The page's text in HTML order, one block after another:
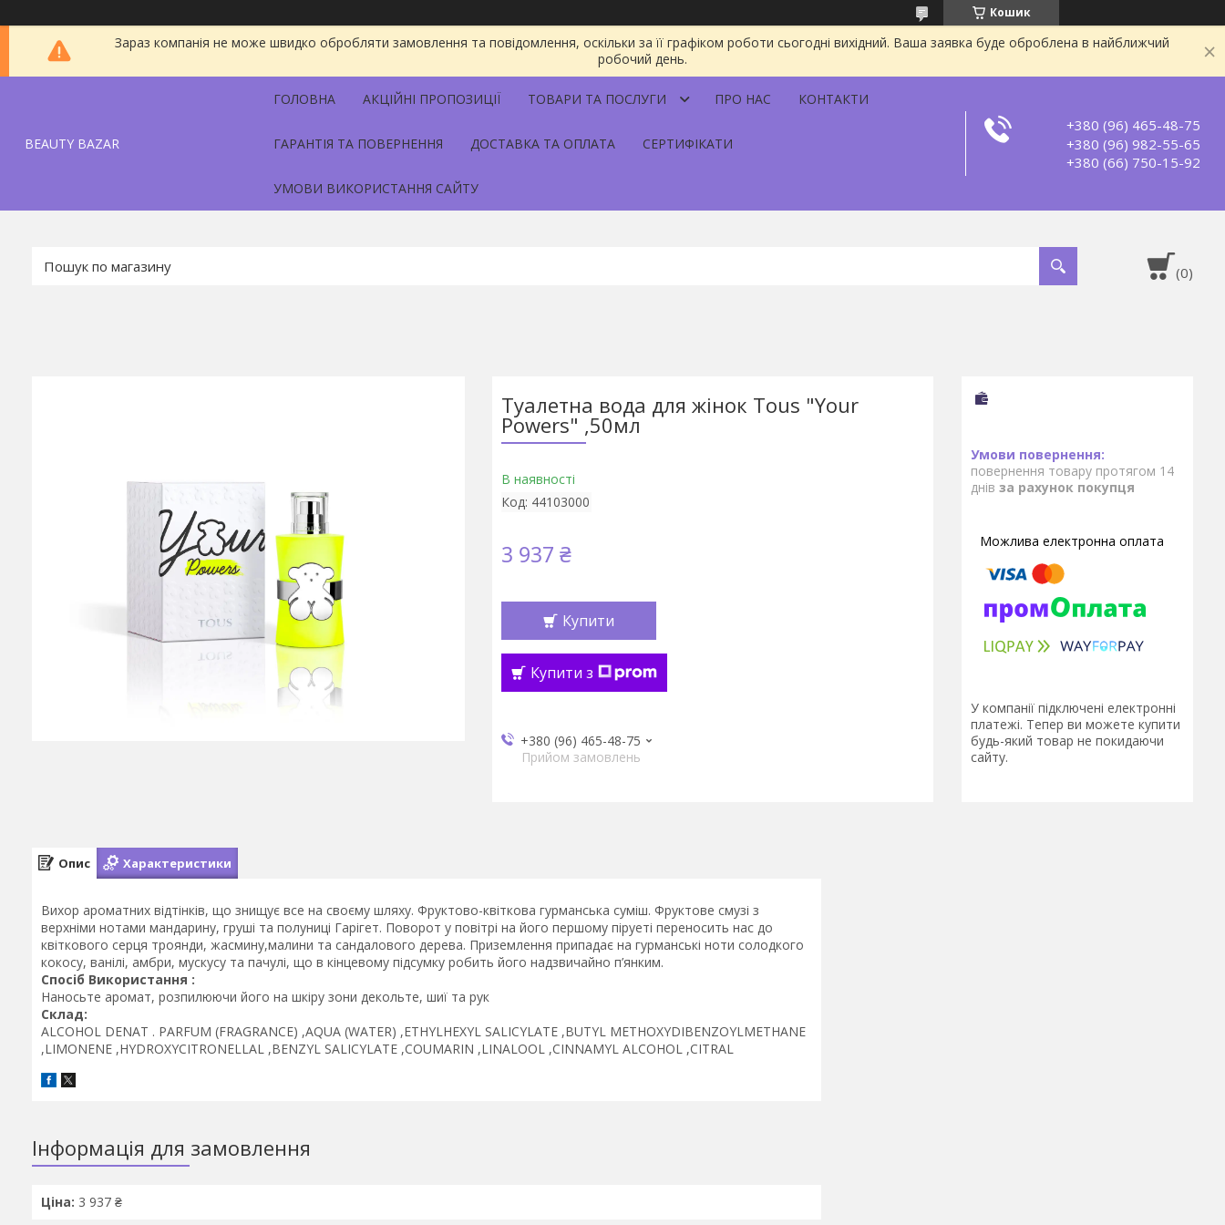
Кошик
Зараз компанія не може швидко обробляти замовлення та повідомлення, оскільки за її графіком роботи сьогодні вихідний. Ваша заявка буде оброблена в найближчий
робочий день.
BEAUTY BAZAR
ГОЛОВНА АКЦІЙНІ ПРОПОЗИЦІЇ ТОВАРИ ТА ПОСЛУГИ ПРО НАС КОНТАКТИ
ГАРАНТІЯ ТА ПОВЕРНЕННЯ ДОСТАВКА ТА ОПЛАТА СЕРТИФІКАТИ
УМОВИ ВИКОРИСТАННЯ САЙТУ
+380 (96) 465-48-75
+380 (96) 982-55-65
+380 (66) 750-15-92
Туалетна вода для жінок Tous "Your
Powers" ,50мл
В наявності
Код: 44103000
3 937 ₴
Купити
Купити з
+380 (96) 465-48-75
Прийом замовлень
повернення товару протягом 14
днів за рахунок покупця
У компанії підключені електронні
платежі. Тепер ви можете купити
будь-який товар не покидаючи
сайту.
Опис Характеристики
Вихор ароматних відтінків, що знищує все на своєму шляху. Фруктово-квіткова гурманська суміш. Фруктове смузі з
верхніми нотами мандарину, груші та полуниці Гарігет. Поворот у повітрі на його першому піруеті переносить нас до
квіткового серця троянди, жасмину,малини та сандалового дерева. Приземлення припадає на гурманські ноти солодкого
кокосу, ванілі, амбри, мускусу та пачулі, що в кінцевому підсумку робить його надзвичайно п’янким.
Спосіб Використання :
Наносьте аромат, розпилюючи його на шкіру зони декольте, шиї та рук
Склад:
ALCOHOL DENAT . PARFUM (FRAGRANCE) ,AQUA (WATER) ,ETHYLHEXYL SALICYLATE ,BUTYL METHOXYDIBENZOYLMETHANE
,LIMONENE ,HYDROXYCITRONELLAL ,BENZYL SALICYLATE ,COUMARIN ,LINALOOL ,CINNAMYL ALCOHOL ,CITRAL
Інформація для замовлення
Ціна: 3 937 ₴